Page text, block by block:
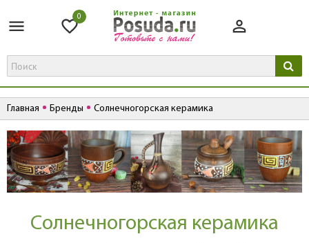
0
Главная Бренды Солнечногорская керамика
Солнечногорская керамика